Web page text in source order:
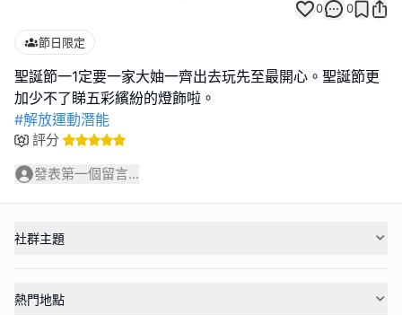
0 0
節日限定
聖誕節一1定要一家大妯一齊出去玩先至最開心。聖誕節更
#解放運動潛能
評分
發表第一個留言...
社群主題
熱門地點